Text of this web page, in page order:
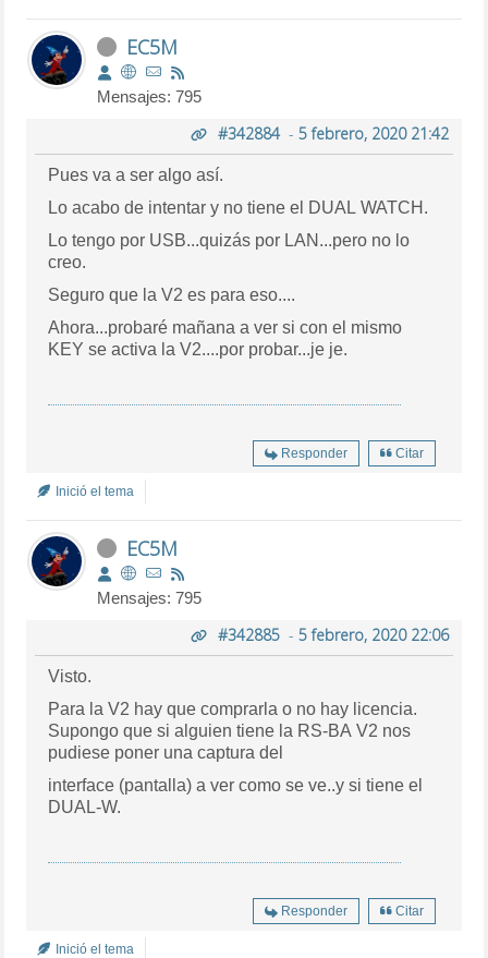
EC5M
Mensajes: 795
#342884- 5 febrero, 2020 21:42
Pues va a ser algo así.
Lo acabo de intentar y no tiene el DUAL WATCH.
Lo tengo por USB...quizás por LAN...pero no lo
creo.
Seguro que la V2 es para eso....
Ahora...probaré mañana a ver si con el mismo
KEY se activa la V2....por probar...je je.
Responder Citar
Inició el tema
EC5M
Mensajes: 795
#342885- 5 febrero, 2020 22:06
Visto.
Para la V2 hay que comprarla o no hay licencia.
Supongo que si alguien tiene la RS-BA V2 nos
pudiese poner una captura del
interface (pantalla) a ver como se ve..y si tiene el
DUAL-W.
Responder Citar
Inició el tema